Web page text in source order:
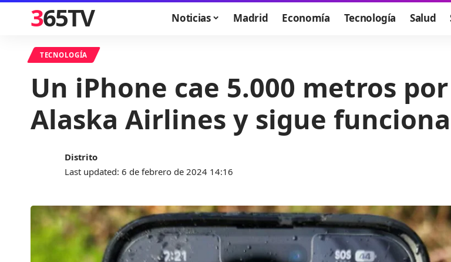
365TV Noticias Madrid Economía Tecnología Salud
TECNOLOGÍA
Un iPhone cae 5.000 metros
Alaska Airlines y sigue
Last updated: 6 de febrero de 2024 14:16
Distrito